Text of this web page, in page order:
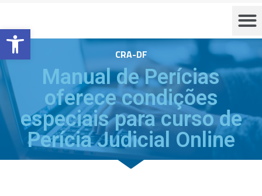
Barra de Ferramentas Aberta
CRA-DF
Manual de Perícias
oferece condições
especiais para curso de
Perícia Judicial Online